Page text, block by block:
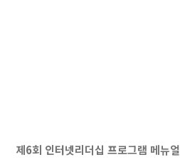
제6회 인터넷리더십 프로그램 메뉴얼